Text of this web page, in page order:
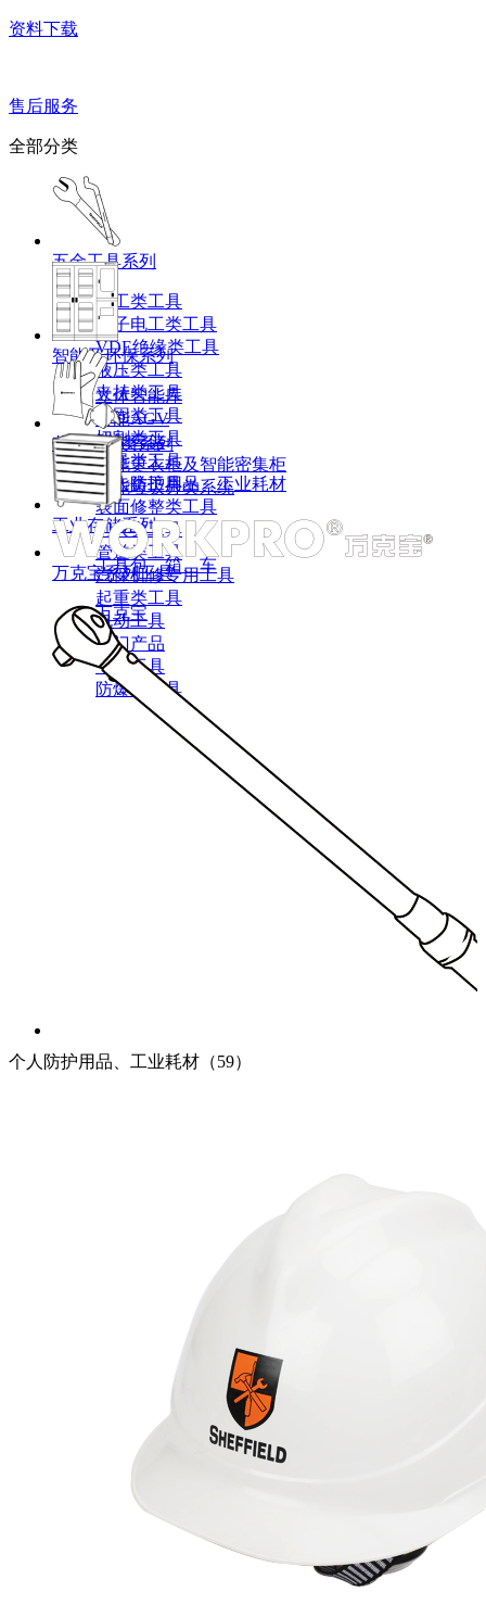
资料下载
售后服务
全部分类
五金工具系列
机工类工具
电子电工类工具
VDE绝缘类工具
液压类工具
夹持类工具
紧固类工具
切割类工具
测量类工具
敲击类工具
表面修整类工具
刃具类工具
管道类工具
汽保机修专用工具
起重类工具
电动工具
热门产品
气动工具
防爆类工具
智能及环保系列
立体智能库
智能AGV
智能存储
智能更衣柜及智能密集柜
智能垃圾分类系统
劳保耗材类系列
个人防护用品、工业耗材
工业存储系列
工具包、箱、车
万克宝系列工具
万克宝
蓝黑产品系列
个人防护用品、工业耗材（59）